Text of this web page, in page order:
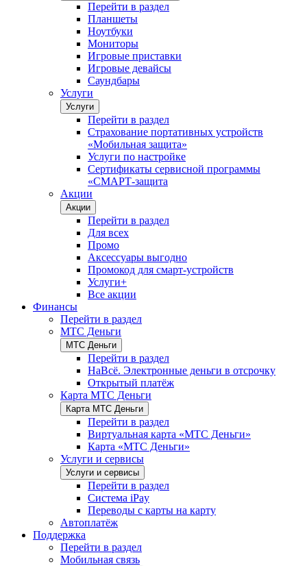
Перейти в раздел
Планшеты
Ноутбуки
Мониторы
Игровые приставки
Игровые девайсы
Саундбары
Услуги
Услуги
Перейти в раздел
Страхование портативных устройств
«Мобильная защита»
Услуги по настройке
Сертификаты сервисной программы
«СМАРТ-защита
Акции
Акции
Перейти в раздел
Для всех
Промо
Аксессуары выгодно
Промокод для смарт-устройств
Услуги+
Все акции
Финансы
Перейти в раздел
МТС Деньги
МТС Деньги
Перейти в раздел
НаВсё. Электронные деньги в отсрочку
Открытый платёж
Карта МТС Деньги
Карта МТС Деньги
Перейти в раздел
Виртуальная карта «МТС Деньги»
Карта «МТС Деньги»
Услуги и сервисы
Услуги и сервисы
Перейти в раздел
Система iPay
Переводы с карты на карту
Автоплатёж
Поддержка
Перейти в раздел
Мобильная связь